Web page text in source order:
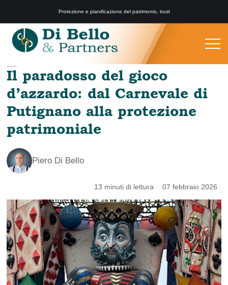
Protezione e pianificazione del patrimonio, trust
Il paradosso del gioco
d’azzardo: dal Carnevale di
Putignano alla protezione
patrimoniale
Piero Di Bello
13 minuti di lettura 07 febbraio 2026